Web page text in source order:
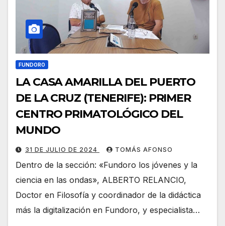
FUNDORO
LA CASA AMARILLA DEL PUERTO
DE LA CRUZ (TENERIFE): PRIMER
CENTRO PRIMATOLÓGICO DEL
MUNDO
31 DE JULIO DE 2024 TOMÁS AFONSO
Dentro de la sección: «Fundoro los jóvenes y la
ciencia en las ondas», ALBERTO RELANCIO,
Doctor en Filosofía y coordinador de la didáctica
más la digitalización en Fundoro, y especialista…